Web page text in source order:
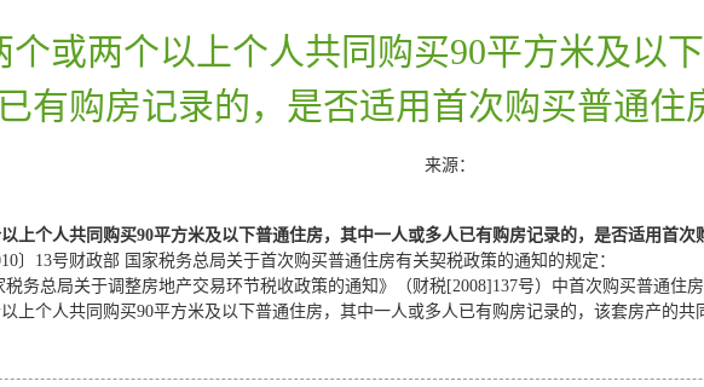
个或两个以上个人共同购买90平方米及以
有购房记录的，是否适用首次购买普通住
来源：
上个人共同购买90平方米及以下普通住房，其中一人或多人已有购房记录的，是否适用首次
〕 13号财政部 国家税务总局关于首次购买普通住房有关契税政策的通知 的规定：
税务总局关于调整房地产交易环节税收政策的通知》（财税[2008]137号）中首次购买普通住
上个人共同购买90平方米及以下普通住房，其中一人或多人已有购房记录的，该套房产的